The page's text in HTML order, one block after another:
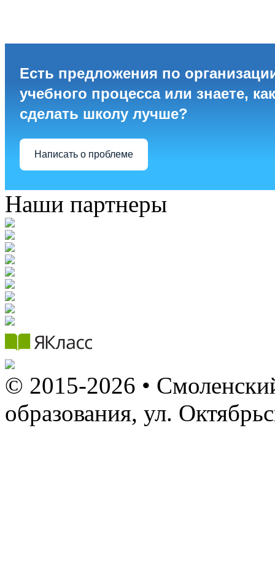
Есть предложения по
учебного процесса или знаете, как
сделать школу лучше?
Написать о проблеме
Наши партнеры
© 2015-2026 •
образования, ул.